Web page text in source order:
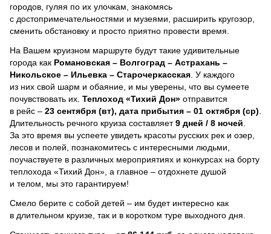
городов, гуляя по их улочкам, знакомясь
с достопримечательностями и музеями, расширить кругозор,
сменить обстановку и просто приятно провести время.
На Вашем круизном маршруте будут такие удивительные
города как Романовская – Волгоград – Астрахань –
Никольское – Ильевка – Старочеркасская . У каждого
из них свой шарм и обаяние, и мы уверены, что вы сумеете
почувствовать их. Теплоход «Тихий Дон» отправится
в рейс – 23 сентября (вт), дата прибытия – 01 октября (ср)
Длительность речного круиза составляет9 дней / 8 ночей
За это время вы успеете увидеть красоты русских рек и озер,
лесов и полей, познакомитесь с интересными людьми,
поучаствуете в различных мероприятиях и конкурсах на борту
теплохода «Тихий Дон», а главное – отдохнете душой
и телом, мы это гарантируем!
Смело берите с собой детей – им будет интересно как
в длительном круизе, так и в коротком туре выходного дня.